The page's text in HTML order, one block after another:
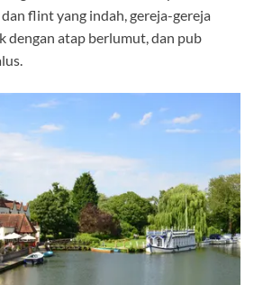
flint yang indah, gereja-gereja
dengan atap berlumut, dan pub